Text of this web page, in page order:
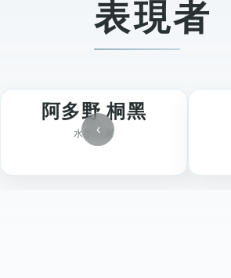
表現者
阿多野 桐黑
水墨画家
‹